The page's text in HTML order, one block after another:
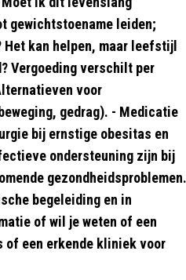
gewichtstoename leiden;
kan helpen, maar leefstijl
Vergoeding verschilt per
voor
gedrag). - Medicatie
bij ernstige obesitas en
ondersteuning zijn bij
gezondheidsproblemen.
begeleiding en in
of wil je weten of een
of een erkende kliniek voor